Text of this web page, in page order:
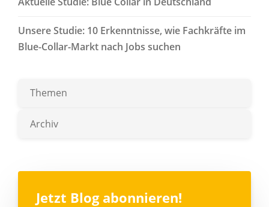
Unsere Studie: 10 Erkenntnisse, wie Fachkräfte im
Blue-Collar-Markt nach Jobs suchen
Themen
Archiv
Jetzt Blog abonnieren!